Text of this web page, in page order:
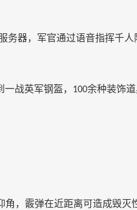
务器，军官通过语音指挥千
战英军钢盔， 100余种装饰
，霰弹在近距离可造成毁灭